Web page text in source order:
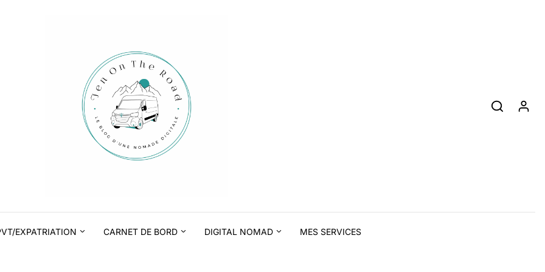
EXPATRIATION CARNET DE BORD DIGITAL NOMAD MES SERVICES